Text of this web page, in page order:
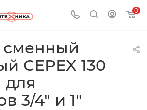
0
сменный
CEPEX 130
для
3/4" и 1"